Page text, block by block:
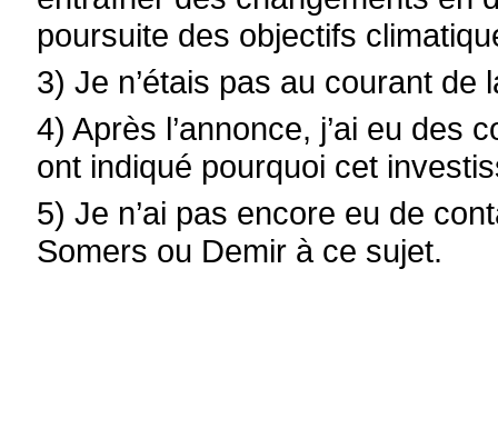
poursuite des objectifs
3) Je n’étais pas au courant de
4) Après l’annonce, j’ai eu des
ont indiqué pourquoi cet
5) Je n’ai pas encore eu de
Somers ou Demir à ce sujet.